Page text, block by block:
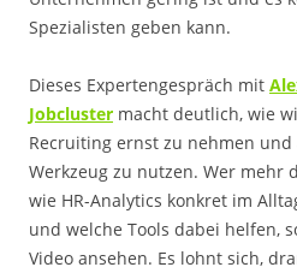
Spezialisten geben kann.
Dieses Expertengespräch mit
Jobcluster macht deutlich, wie
Recruiting ernst zu nehmen und
Werkzeug zu nutzen. Wer mehr
wie HR-Analytics konkret im
und welche Tools dabei helfen,
Video ansehen. Es lohnt sich,